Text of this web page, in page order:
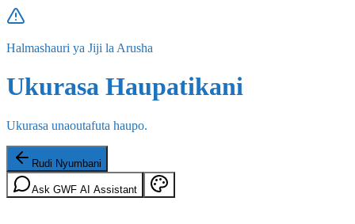
Halmashauri ya Jiji la Arusha
Ukurasa Haupatikani
Ukurasa unaoutafuta haupo.
Rudi Nyumbani
Ask GWF AI Assistant